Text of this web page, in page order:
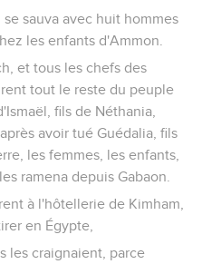
sauva avec huit hommes
les enfants d'Ammon.
et tous les chefs des
tout le reste du peuple
fils de Néthania,
avoir tué Guédalia, fils
les femmes, les enfants,
ramena depuis Gabaon.
à l'hôtellerie de Kimham,
en Égypte,
les craignaient, parce